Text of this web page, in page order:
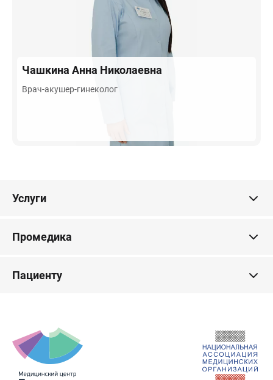
Чашкина Анна Николаевна
Врач-акушер-гинеколог
Услуги
Промедика
Пациенту